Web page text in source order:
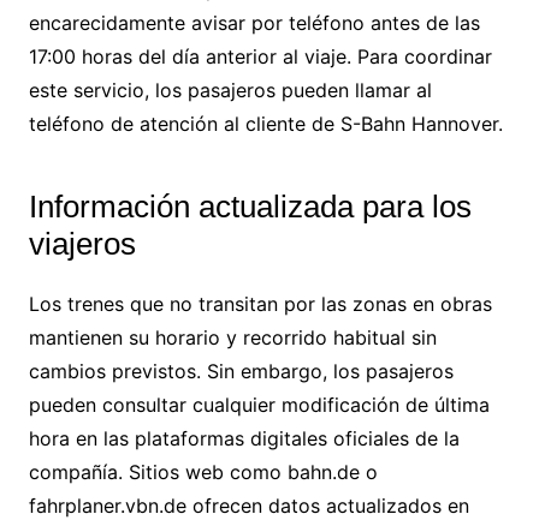
encarecidamente avisar por teléfono antes de las
17:00 horas del día anterior al viaje. Para coordinar
este servicio, los pasajeros pueden llamar al
teléfono de atención al cliente de S-Bahn Hannover.
Información actualizada para los
viajeros
Los trenes que no transitan por las zonas en obras
mantienen su horario y recorrido habitual sin
cambios previstos. Sin embargo, los pasajeros
pueden consultar cualquier modificación de última
hora en las plataformas digitales oficiales de la
compañía. Sitios web como bahn.de o
fahrplaner.vbn.de ofrecen datos actualizados en